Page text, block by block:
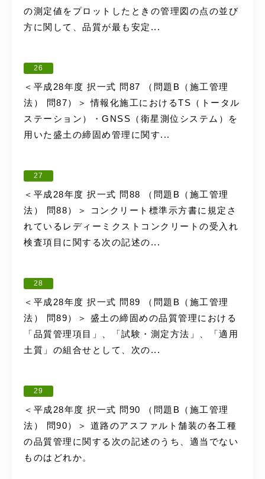
の測定値をプロットしたときの管理図の点の並び
方に関して、品質が最も安定...
26
＜平成28年度 択一式 問87 （問題B（施工管理
法） 問87）＞ 情報化施工におけるTS（トータル
ステーション）・GNSS（衛星測位システム）を
用いた盛土の締固め管理に関す...
27
＜平成28年度 択一式 問88 （問題B（施工管理
法） 問88）＞ コンクリート標準示方書に規定さ
れているレディーミクストコンクリートの受入れ
検査項目に関する次の記述の...
28
＜平成28年度 択一式 問89 （問題B（施工管理
法） 問89）＞ 盛土の締固めの品質管理における
「品質管理項目」、「試験・測定方法」、「適用
土質」の組合せとして、次の...
29
＜平成28年度 択一式 問90 （問題B（施工管理
法） 問90）＞ 道路のアスファルト舗装の各工種
の品質管理に関する次の記述のうち、適当でない
ものはどれか。